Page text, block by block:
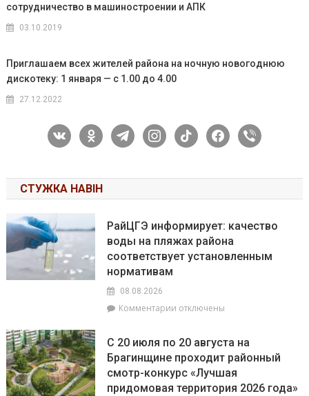
сотрудничество в машиностроении и АПК
03.10.2019
Приглашаем всех жителей района на ночную новогоднюю
дискотеку: 1 января — с 1.00 до 4.00
27.12.2022
vkontakteodnoklassniki
telegraminstagram
tiktok facebook
viber
СТУЖКА НАВІН
РайЦГЭ информирует: качество
воды на пляжах района
соответствует установленным
нормативам
08.08.2026
Комментарии к
информирует:
качество
воды
на
отключены
С 20 июля по 20 августа на
Брагинщине проходит районный
смотр-конкурс «Лучшая
придомовая территория 2026 года»